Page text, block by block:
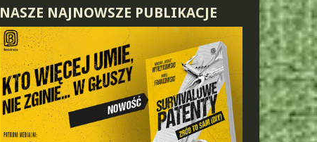
NASZE NAJNOWSZE PUBLIKACJE